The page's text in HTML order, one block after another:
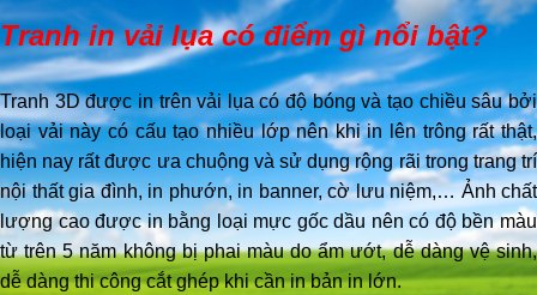
Tranh in vải lụa có điểm gì nổi bật?
Tranh 3D được in trên vải lụa có độ bóng và tạo chiều sâu bởi
loại vải này có cấu tạo nhiều lớp nên khi in lên trông rất thật,
hiện nay rất được ưa chuộng và sử dụng rộng rãi trong trang trí
nội thất gia đình, in phướn, in banner, cờ lưu niệm,… Ảnh chất
lượng cao được in bằng loại mực gốc dầu nên có độ bền màu
từ trên 5 năm không bị phai màu do ẩm ướt, dễ dàng vệ sinh,
dễ dàng thi công cắt ghép khi cần in bản in lớn.